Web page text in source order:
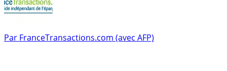
Par FranceTransactions.com (avec AFP)